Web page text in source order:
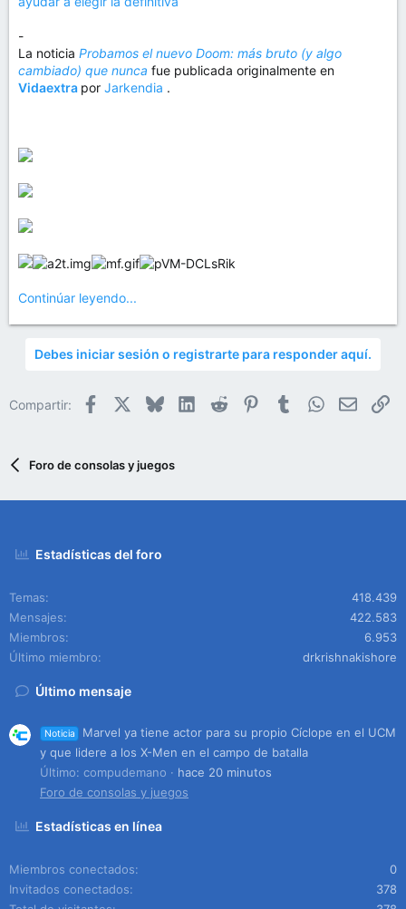
-
La noticia Probamos el nuevo Doom: más bruto (y algo
cambiado) que nunca fue publicada originalmente en
Vidaextra por Jarkendia .
Continúar leyendo...
Debes iniciar sesión o registrarte para responder aquí.
Compartir: Facebook BlueskyLinkedIn
Reddit PinterestTumblrWhatsApp
Email
Foro de consolas y juegos
Estadísticas del foro
Temas
418.439
Mensajes
422.583
Miembros
6.953
Último miembro
drkrishnakishore
Último mensaje
Noticia
Marvel ya tiene actor para su propio Cíclope en el UCM
y que lidere a los X-Men en el campo de batalla
Último: compudemano
hace 20 minutos
Foro de consolas y juegos
Estadísticas en línea
Miembros conectados
0
Invitados conectados
378